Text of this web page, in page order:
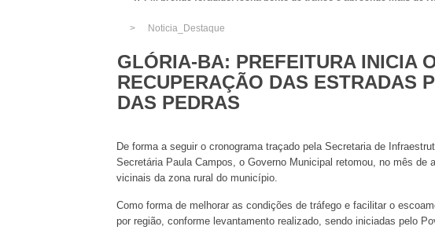
Noticia_Destaque
GLÓRIA-BA: PREFEITURA INICIA
RECUPERAÇÃO DAS ESTRADAS
DAS PEDRAS
De forma a seguir o cronograma traçado pela Secretaria de
Secretária Paula Campos, o Governo Municipal retomou, no mês de
vicinais da zona rural do município.
Como forma de melhorar as condições de tráfego e facilitar o
por região, conforme levantamento realizado, sendo iniciadas pelo